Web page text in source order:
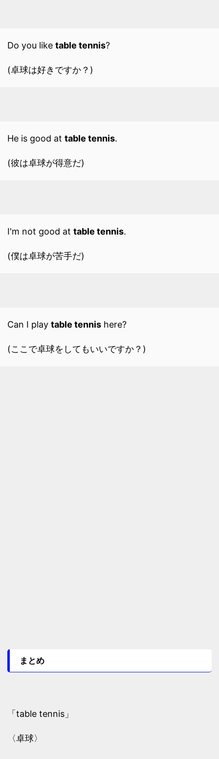
Do you like table tennis?
(卓球は好きですか？)
He is good at table tennis.
(彼は卓球が得意だ)
I'm not good at table tennis.
(僕は卓球が苦手だ)
Can I play table tennis here?
(ここで卓球をしてもいいですか？)
まとめ
「table tennis」
〈卓球〉